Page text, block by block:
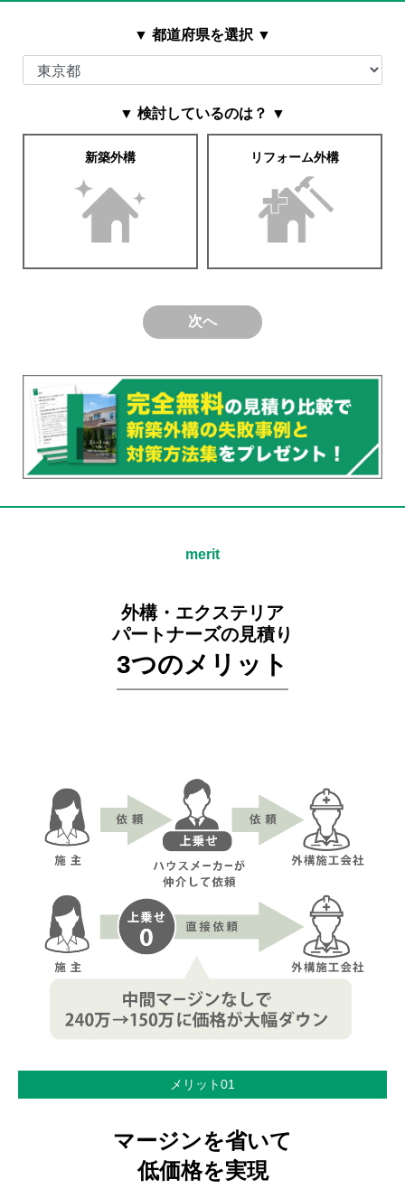
▼ 都道府県を選択 ▼
▼ 検討しているのは？ ▼
新築外構 リフォーム外構
merit
外構・エクステリア
パートナーズの見積り
3つのメリット
メリット01
マージンを省いて
低価格を実現